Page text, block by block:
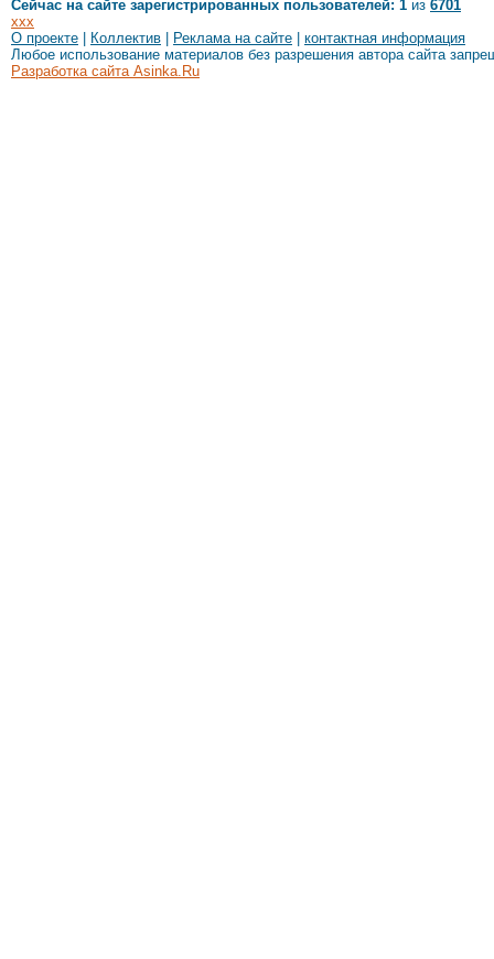
Сейчас на сайте зарегистрированных пользователей: 1 из 6701
xxx
О проекте
Коллектив Реклама на сайте
контактная информация
Любое использование материалов без разрешения автора сайта
Разработка сайта Asinka.Ru